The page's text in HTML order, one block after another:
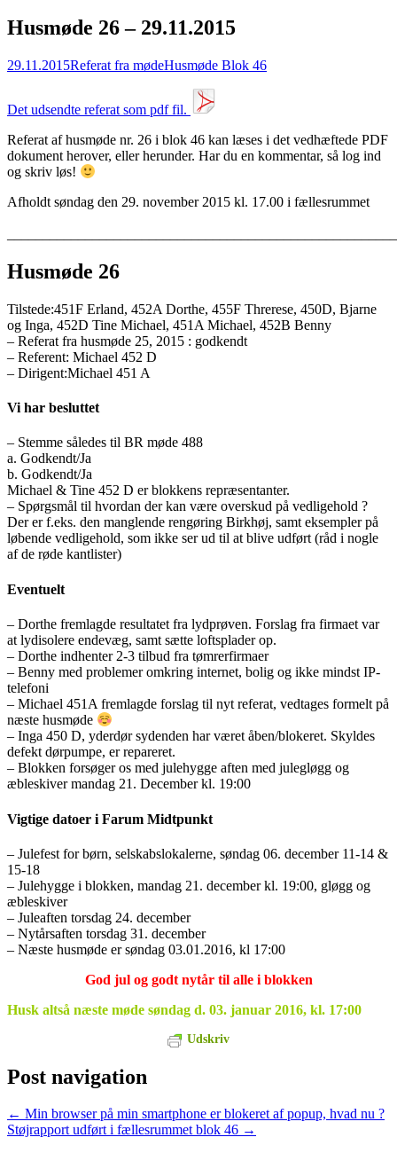
Husmøde 26 – 29.11.2015
29.11.2015Referat fra mødeHusmøde Blok 46
Det udsendte referat som pdf fil.
Referat af husmøde nr. 26 i blok 46 kan læses i det vedhæftede PDF
dokument herover, eller herunder. Har du en kommentar, så log ind
og skriv løs!
Afholdt søndag den 29. november 2015 kl. 17.00 i fællesrummet
Husmøde 26
Tilstede:451F Erland, 452A Dorthe, 455F Threrese, 450D, Bjarne
og Inga, 452D Tine Michael, 451A Michael, 452B Benny
– Referat fra husmøde 25, 2015 : godkendt
– Referent: Michael 452 D
– Dirigent:Michael 451 A
Vi har besluttet
– Stemme således til BR møde 488
a. Godkendt/Ja
b. Godkendt/Ja
Michael & Tine 452 D er blokkens repræsentanter.
– Spørgsmål til hvordan der kan være overskud på vedligehold ?
Der er f.eks. den manglende rengøring Birkhøj, samt eksempler på
løbende vedligehold, som ikke ser ud til at blive udført (råd i nogle
af de røde kantlister)
Eventuelt
– Dorthe fremlagde resultatet fra lydprøven. Forslag fra firmaet var
at lydisolere endevæg, samt sætte loftsplader op.
– Dorthe indhenter 2-3 tilbud fra tømrerfirmaer
– Benny med problemer omkring internet, bolig og ikke mindst IP-
telefoni
– Michael 451A fremlagde forslag til nyt referat, vedtages formelt på
næste husmøde
– Inga 450 D, yderdør sydenden har været åben/blokeret. Skyldes
defekt dørpumpe, er repareret.
– Blokken forsøger os med julehygge aften med julegløgg og
æbleskiver mandag 21. December kl. 19:00
Vigtige datoer i Farum Midtpunkt
– Julefest for børn, selskabslokalerne, søndag 06. december 11-14 &
15-18
– Julehygge i blokken, mandag 21. december kl. 19:00, gløgg og
æbleskiver
– Juleaften torsdag 24. december
– Nytårsaften torsdag 31. december
– Næste husmøde er søndag 03.01.2016, kl 17:00
God jul og godt nytår til alle i blokken
Husk altså næste møde søndag d. 03. januar 2016, kl. 17:00
Udskriv
Post navigation
← Min browser på min smartphone er blokeret af popup, hvad nu ?
Støjrapport udført i fællesrummet blok 46 →